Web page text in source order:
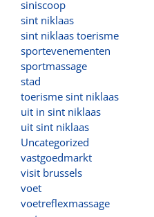
siniscoop
sint niklaas
sint niklaas toerisme
sportevenementen
sportmassage
stad
toerisme sint niklaas
uit in sint niklaas
uit sint niklaas
Uncategorized
vastgoedmarkt
visit brussels
voet
voetreflexmassage